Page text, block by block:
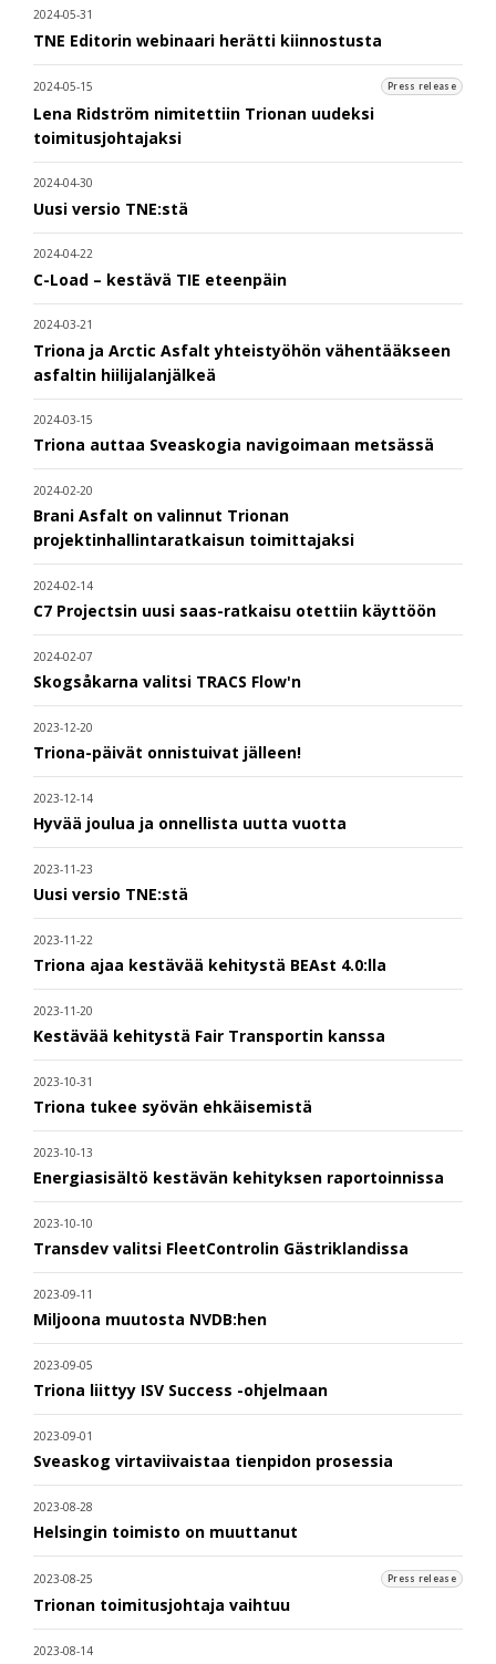
2024-05-31
TNE Editorin webinaari herätti kiinnostusta
2024-05-15 Press release
Lena Ridström nimitettiin Trionan uudeksi
toimitusjohtajaksi
2024-04-30
Uusi versio TNE:stä
2024-04-22
C-Load – kestävä TIE eteenpäin
2024-03-21
Triona ja Arctic Asfalt yhteistyöhön vähentääkseen
asfaltin hiilijalanjälkeä
2024-03-15
Triona auttaa Sveaskogia navigoimaan metsässä
2024-02-20
Brani Asfalt on valinnut Trionan
projektinhallintaratkaisun toimittajaksi
2024-02-14
C7 Projectsin uusi saas-ratkaisu otettiin käyttöön
2024-02-07
Skogsåkarna valitsi TRACS Flow'n
2023-12-20
Triona-päivät onnistuivat jälleen!
2023-12-14
Hyvää joulua ja onnellista uutta vuotta
2023-11-23
Uusi versio TNE:stä
2023-11-22
Triona ajaa kestävää kehitystä BEAst 4.0:lla
2023-11-20
Kestävää kehitystä Fair Transportin kanssa
2023-10-31
Triona tukee syövän ehkäisemistä
2023-10-13
Energiasisältö kestävän kehityksen raportoinnissa
2023-10-10
Transdev valitsi FleetControlin Gästriklandissa
2023-09-11
Miljoona muutosta NVDB:hen
2023-09-05
Triona liittyy ISV Success -ohjelmaan
2023-09-01
Sveaskog virtaviivaistaa tienpidon prosessia
2023-08-28
Helsingin toimisto on muuttanut
2023-08-25 Press release
Trionan toimitusjohtaja vaihtuu
2023-08-14